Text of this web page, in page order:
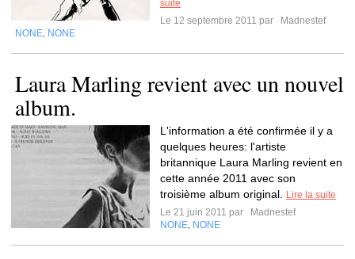
suite
Le 12 septembre 2011 par
Madnestef
NONE NONE
Laura Marling revient avec un nouvel
album.
L'information a été confirmée il y a
quelques heures: l'artiste
britannique Laura Marling revient en
cette année 2011 avec son
troisième album original.
Lire la suite
Le 21 juin 2011 par
Madnestef
NONE NONE